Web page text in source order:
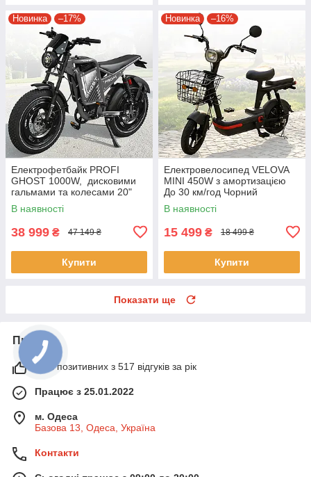
Новинка –17%
Електрофетбайк PROFI
GHOST 1000W, дисковими
гальмами та колесами 20"
GS-2002 Сірий
В наявності
38 999 ₴ 47 149 ₴
Купити
Новинка –16%
Електровелосипед VELOVA
MINI 450W з амортизацією
До 30 км/год Чорний
В наявності
15 499 ₴ 18 499 ₴
Купити
Показати ще
Про нас
99% позитивних з 517 відгуків за рік
Працює з 25.01.2022
м. Одеса
Базова 13, Одеса, Україна
Контакти